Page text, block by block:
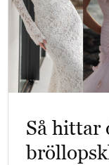
Så hittar